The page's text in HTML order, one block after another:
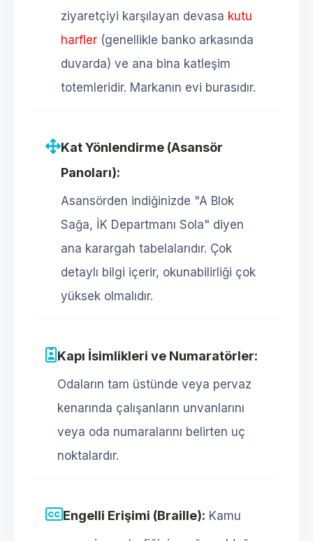
ziyaretçiyi karşılayan devasa kutu
harfler (genellikle banko arkasında
duvarda) ve ana bina katleşim
totemleridir. Markanın evi burasıdır.
Kat Yönlendirme (Asansör
Panoları):
Asansörden indiğinizde "A Blok
Sağa, İK Departmanı Sola" diyen
ana karargah tabelalarıdır. Çok
detaylı bilgi içerir, okunabilirliği çok
yüksek olmalıdır.
Kapı İsimlikleri ve Numaratörler:
Odaların tam üstünde veya pervaz
kenarında çalışanların unvanlarını
veya oda numaralarını belirten uç
noktalardır.
Engelli Erişimi (Braille): Kamu